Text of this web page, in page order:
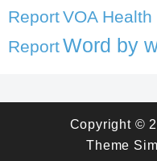
ReportVOA Health
ReportWord by
Copyright ©
Theme